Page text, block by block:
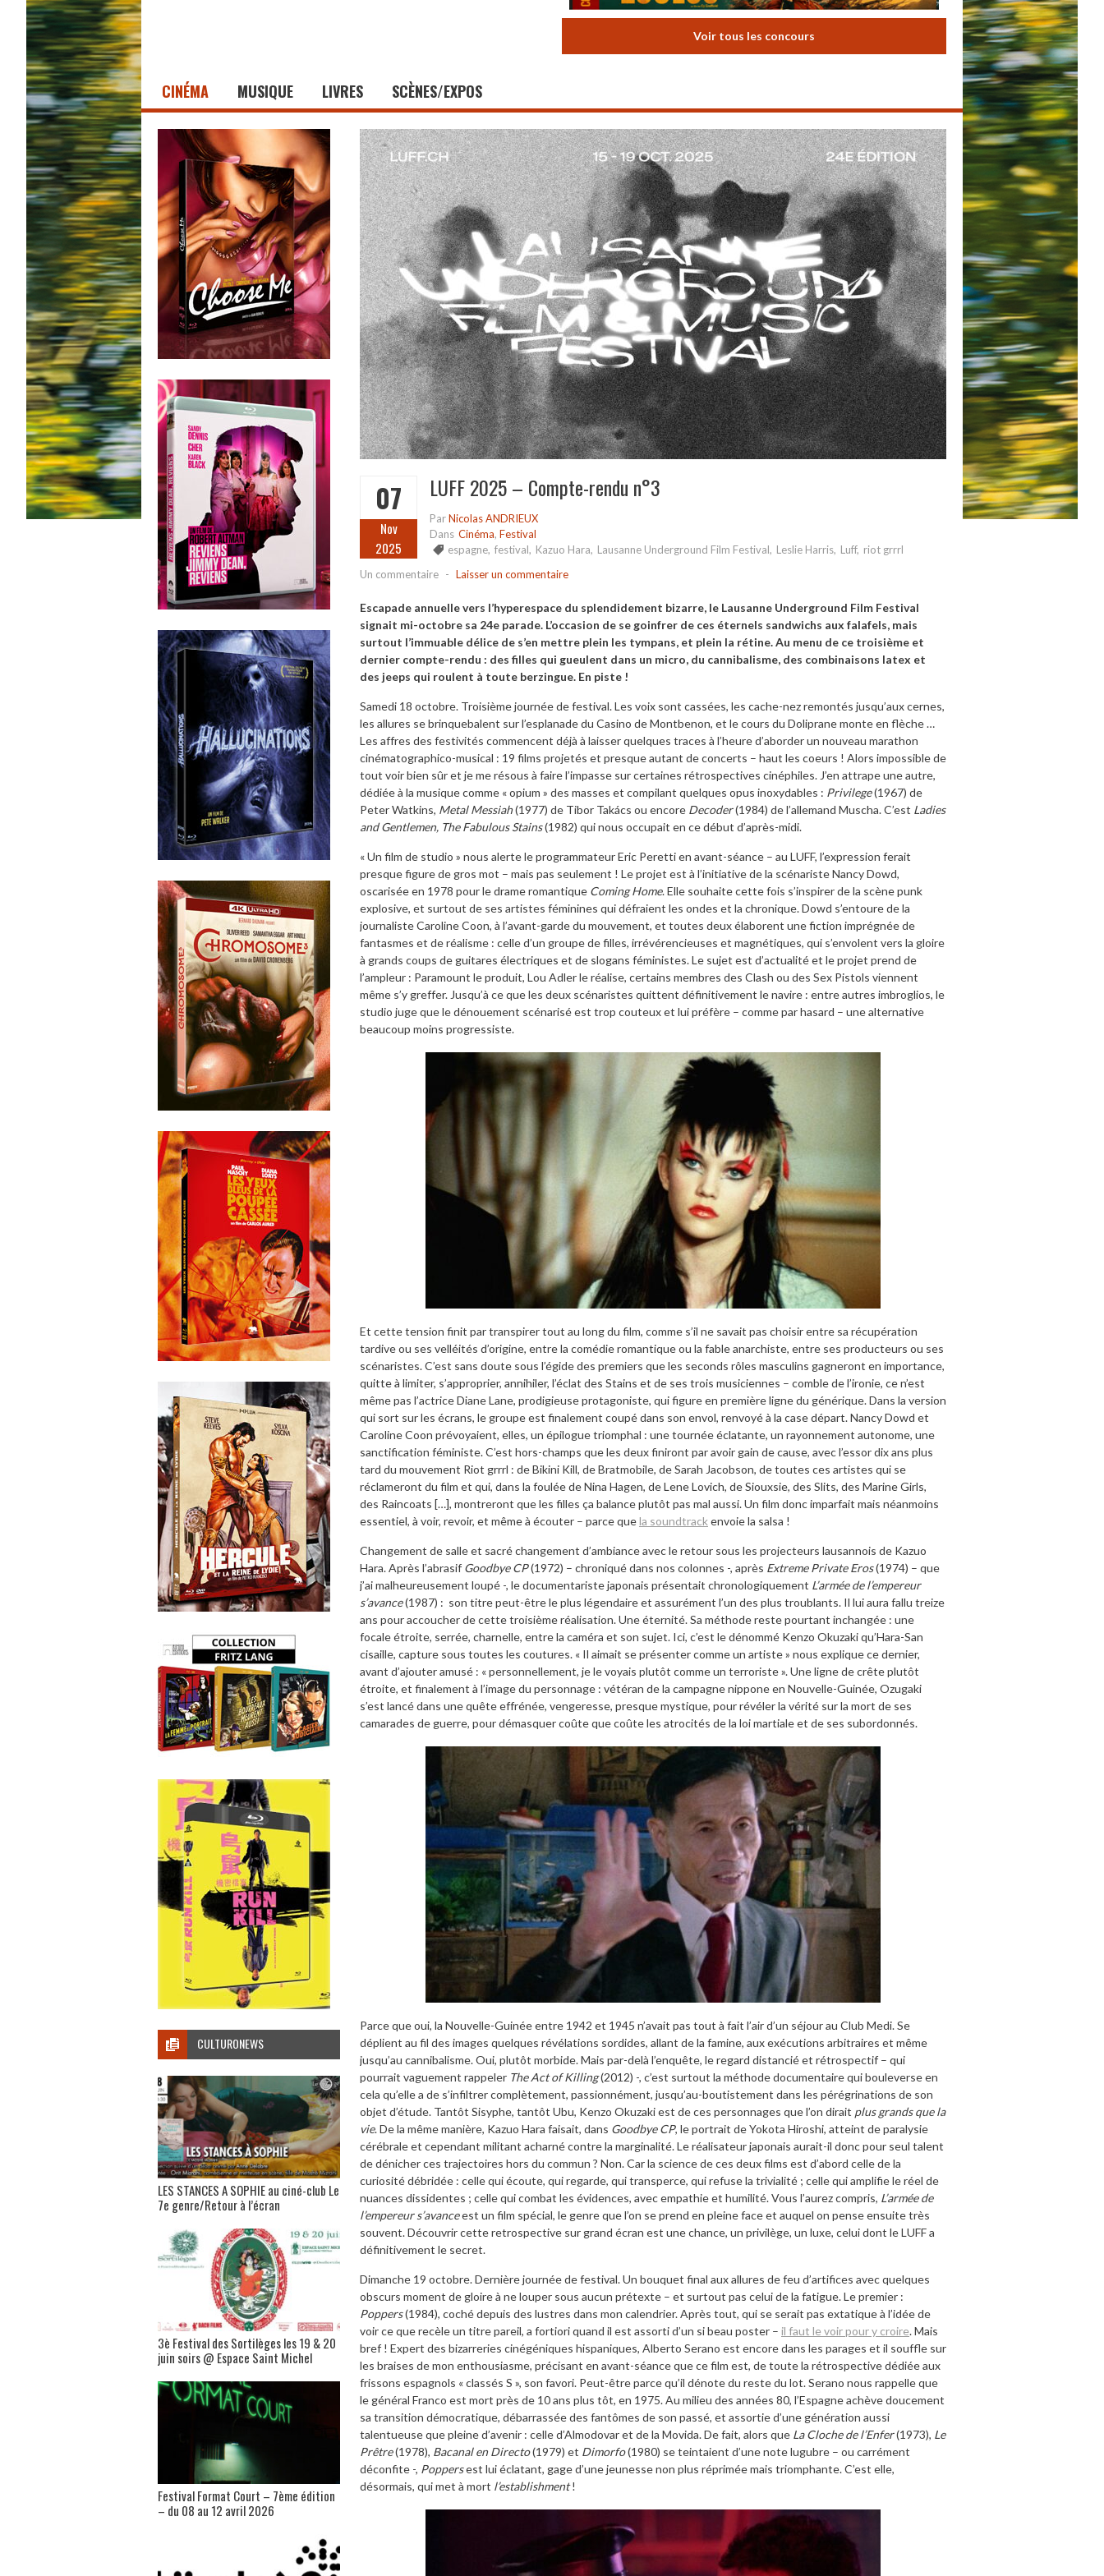
Voir tous les concours
CINÉMA MUSIQUE LIVRES SCÈNES/EXPOS
07
Nov
2025
LUFF 2025 – Compte-rendu n°3
ParNicolas ANDRIEUX
Dans Cinéma, Festival
espagne, festival, Kazuo Hara, Lausanne Underground Film Festival, Leslie Harris, Luff, riot grrrl
Un commentaire - Laisser un commentaire
Escapade annuelle vers l’hyperespace du splendidement bizarre, le Lausanne Underground Film Festival
signait mi-octobre sa 24e parade. L’occasion de se goinfrer de ces éternels sandwichs aux falafels, mais
surtout l’immuable délice de s’en mettre plein les tympans, et plein la rétine. Au menu de ce troisième et
dernier compte-rendu : des filles qui gueulent dans un micro, du cannibalisme, des combinaisons latex et
des jeeps qui roulent à toute berzingue. En piste !
Samedi 18 octobre. Troisième journée de festival. Les voix sont cassées, les cache-nez remontés jusqu’aux cernes,
les allures se brinquebalent sur l’esplanade du Casino de Montbenon, et le cours du Doliprane monte en flèche …
Les affres des festivités commencent déjà à laisser quelques traces à l’heure d’aborder un nouveau marathon
cinématographico-musical : 19 films projetés et presque autant de concerts – haut les coeurs ! Alors impossible de
tout voir bien sûr et je me résous à faire l’impasse sur certaines rétrospectives cinéphiles. J’en attrape une autre,
dédiée à la musique comme « opium » des masses et compilant quelques opus inoxydables : Privilege(1967) de
Peter Watkins, Metal Messiah(1977) de Tibor Takács ou encore Decoder(1984) de l’allemand Muscha. C’est Ladies
and Gentlemen, The Fabulous Stains(1982) qui nous occupait en ce début d’après-midi.
« Un film de studio » nous alerte le programmateur Eric Peretti en avant-séance – au LUFF, l’expression ferait
presque figure de gros mot – mais pas seulement ! Le projet est à l’initiative de la scénariste Nancy Dowd,
oscarisée en 1978 pour le drame romantique Coming Home. Elle souhaite cette fois s’inspirer de la scène punk
explosive, et surtout de ses artistes féminines qui défraient les ondes et la chronique. Dowd s’entoure de la
journaliste Caroline Coon, à l’avant-garde du mouvement, et toutes deux élaborent une fiction imprégnée de
fantasmes et de réalisme : celle d’un groupe de filles, irrévérencieuses et magnétiques, qui s’envolent vers la gloire
à grands coups de guitares électriques et de slogans féministes. Le sujet est d’actualité et le projet prend de
l’ampleur : Paramount le produit, Lou Adler le réalise, certains membres des Clash ou des Sex Pistols viennent
même s’y greffer. Jusqu’à ce que les deux scénaristes quittent définitivement le navire : entre autres imbroglios, le
studio juge que le dénouement scénarisé est trop couteux et lui préfère – comme par hasard – une alternative
beaucoup moins progressiste.
Et cette tension finit par transpirer tout au long du film, comme s’il ne savait pas choisir entre sa récupération
tardive ou ses velléités d’origine, entre la comédie romantique ou la fable anarchiste, entre ses producteurs ou ses
scénaristes. C’est sans doute sous l’égide des premiers que les seconds rôles masculins gagneront en importance,
quitte à limiter, s’approprier, annihiler, l’éclat des Stains et de ses trois musiciennes – comble de l’ironie, ce n’est
même pas l’actrice Diane Lane, prodigieuse protagoniste, qui figure en première ligne du générique. Dans la version
qui sort sur les écrans, le groupe est finalement coupé dans son envol, renvoyé à la case départ. Nancy Dowd et
Caroline Coon prévoyaient, elles, un épilogue triomphal : une tournée éclatante, un rayonnement autonome, une
sanctification féministe. C’est hors-champs que les deux finiront par avoir gain de cause, avec l’essor dix ans plus
tard du mouvement Riot grrrl : de Bikini Kill, de Bratmobile, de Sarah Jacobson, de toutes ces artistes qui se
réclameront du film et qui, dans la foulée de Nina Hagen, de Lene Lovich, de Siouxsie, des Slits, des Marine Girls,
des Raincoats […], montreront que les filles ça balance plutôt pas mal aussi. Un film donc imparfait mais néanmoins
essentiel, à voir, revoir, et même à écouter – parce quela soundtrackenvoie la salsa !
Changement de salle et sacré changement d’ambiance avec le retour sous les projecteurs lausannois de Kazuo
Hara. Après l’abrasif Goodbye CP(1972) – chroniqué dans nos colonnes -, après Extreme Private Eros(1974) – que
j’ai malheureusement loupé -, le documentariste japonais présentait chronologiquement L’armée de l’empereur
s’avance(1987) : son titre peut-être le plus légendaire et assurément l’un des plus troublants. Il lui aura fallu treize
ans pour accoucher de cette troisième réalisation. Une éternité. Sa méthode reste pourtant inchangée : une
focale étroite, serrée, charnelle, entre la caméra et son sujet. Ici, c’est le dénommé Kenzo Okuzaki qu’Hara-San
cisaille, capture sous toutes les coutures. « Il aimait se présenter comme un artiste » nous explique ce dernier,
avant d’ajouter amusé : « personnellement, je le voyais plutôt comme un terroriste ». Une ligne de crête plutôt
étroite, et finalement à l’image du personnage : vétéran de la campagne nippone en Nouvelle-Guinée, Ozugaki
s’est lancé dans une quête effrénée, vengeresse, presque mystique, pour révéler la vérité sur la mort de ses
camarades de guerre, pour démasquer coûte que coûte les atrocités de la loi martiale et de ses subordonnés.
Parce que oui, la Nouvelle-Guinée entre 1942 et 1945 n’avait pas tout à fait l’air d’un séjour au Club Medi. Se
déplient au fil des images quelques révélations sordides, allant de la famine, aux exécutions arbitraires et même
jusqu’au cannibalisme. Oui, plutôt morbide. Mais par-delà l’enquête, le regard distancié et rétrospectif – qui
pourrait vaguement rappeler The Act of Killing(2012) -, c’est surtout la méthode documentaire qui bouleverse en
cela qu’elle a de s’infiltrer complètement, passionnément, jusqu’au-boutistement dans les pérégrinations de son
objet d’étude. Tantôt Sisyphe, tantôt Ubu, Kenzo Okuzaki est de ces personnages que l’on dirait plus grands que la
vie. De la même manière, Kazuo Hara faisait, dans Goodbye CP, le portrait de Yokota Hiroshi, atteint de paralysie
cérébrale et cependant militant acharné contre la marginalité. Le réalisateur japonais aurait-il donc pour seul talent
de dénicher ces trajectoires hors du commun ? Non. Car la science de ces deux films est d’abord celle de la
curiosité débridée : celle qui écoute, qui regarde, qui transperce, qui refuse la trivialité ; celle qui amplifie le réel de
nuances dissidentes ; celle qui combat les évidences, avec empathie et humilité. Vous l’aurez compris, L’armée de
l’empereur s’avanceest un film spécial, le genre que l’on se prend en pleine face et auquel on pense ensuite très
souvent. Découvrir cette retrospective sur grand écran est une chance, un privilège, un luxe, celui dont le LUFF a
définitivement le secret.
Dimanche 19 octobre. Dernière journée de festival. Un bouquet final aux allures de feu d’artifices avec quelques
obscurs moment de gloire à ne louper sous aucun prétexte – et surtout pas celui de la fatigue. Le premier :
Poppers(1984), coché depuis des lustres dans mon calendrier. Après tout, qui se serait pas extatique à l’idée de
voir ce que recèle un titre pareil, a fortiori quand il est assorti d’un si beau poster – il faut le voir pour y croire. Mais
bref ! Expert des bizarreries cinégéniques hispaniques, Alberto Serano est encore dans les parages et il souffle sur
les braises de mon enthousiasme, précisant en avant-séance que ce film est, de toute la rétrospective dédiée aux
frissons espagnols « classés S », son favori. Peut-être parce qu’il dénote du reste du lot. Serano nous rappelle que
le général Franco est mort près de 10 ans plus tôt, en 1975. Au milieu des années 80, l’Espagne achève doucement
sa transition démocratique, débarrassée des fantômes de son passé, et assortie d’une génération aussi
talentueuse que pleine d’avenir : celle d’Almodovar et de la Movida. De fait, alors que La Cloche de l’Enfer(1973), Le
Prêtre(1978), Bacanal en Directo(1979) et Dimorfo(1980) se teintaient d’une note lugubre – ou carrément
déconfite -, Poppersest lui éclatant, gage d’une jeunesse non plus réprimée mais triomphante. C’est elle,
désormais, qui met à mort l’establishment!
CULTURONEWS
LES STANCES A SOPHIE au ciné-club Le
7e genre/Retour à l’écran
3è Festival des Sortilèges les 19 & 20
juin soirs @ Espace Saint Michel
Festival Format Court – 7ème édition
– du 08 au 12 avril 2026